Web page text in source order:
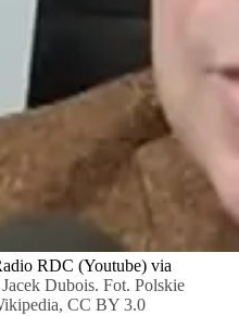
RDC (Youtube) via
Jacek Dubois. Fot. Polskie
CC BY 3.0